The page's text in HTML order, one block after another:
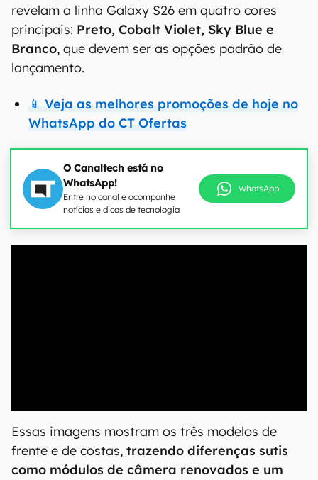
revelam a linha Galaxy S26 em quatro cores
principais: Preto, Cobalt Violet, Sky Blue e
Branco, que devem ser as opções padrão de
lançamento.
📱 Veja as melhores promoções de hoje no
WhatsApp do CT Ofertas
O Canaltech está no
WhatsApp!
Entre no canal e acompanhe
notícias e dicas de tecnologia
WhatsApp
Essas imagens mostram os três modelos de
frente e de costas, trazendo diferenças sutis
como módulos de câmera renovados e um